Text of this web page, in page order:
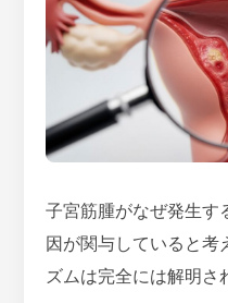
子宮筋腫がなぜ発生す
因が関与していると考
ズムは完全には解明さ